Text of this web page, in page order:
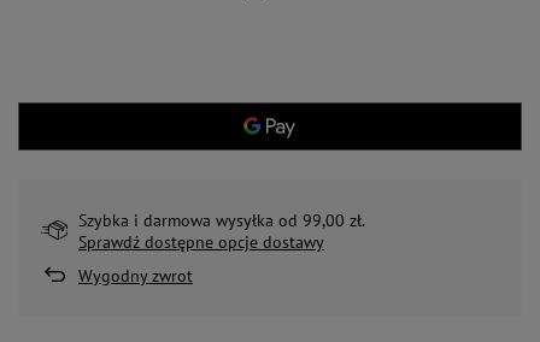
Szybka i darmowa wysyłka od 99,00 zł.
Sprawdź dostępne opcje dostawy
Wygodny zwrot